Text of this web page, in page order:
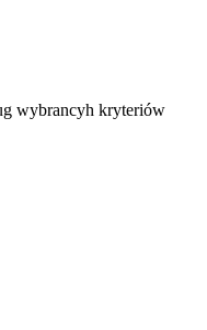
wybrancyh kryteriów